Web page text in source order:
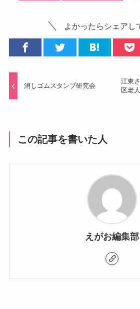
よかったらシェアし
消しゴムスタンプ研究会
江東
区老
この記事を書いた人
えがお編集部